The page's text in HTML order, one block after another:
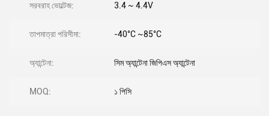
সরবরাহ ভোল্টেজ: 3.4 ~ 4.4V
তাপমাত্রা পরিসীমা: -40°C ~85°C
অ্যান্টেনা: সিম অ্যান্টেনা জিপিএস অ্যান্টেনা
MOQ: ১ পিসি